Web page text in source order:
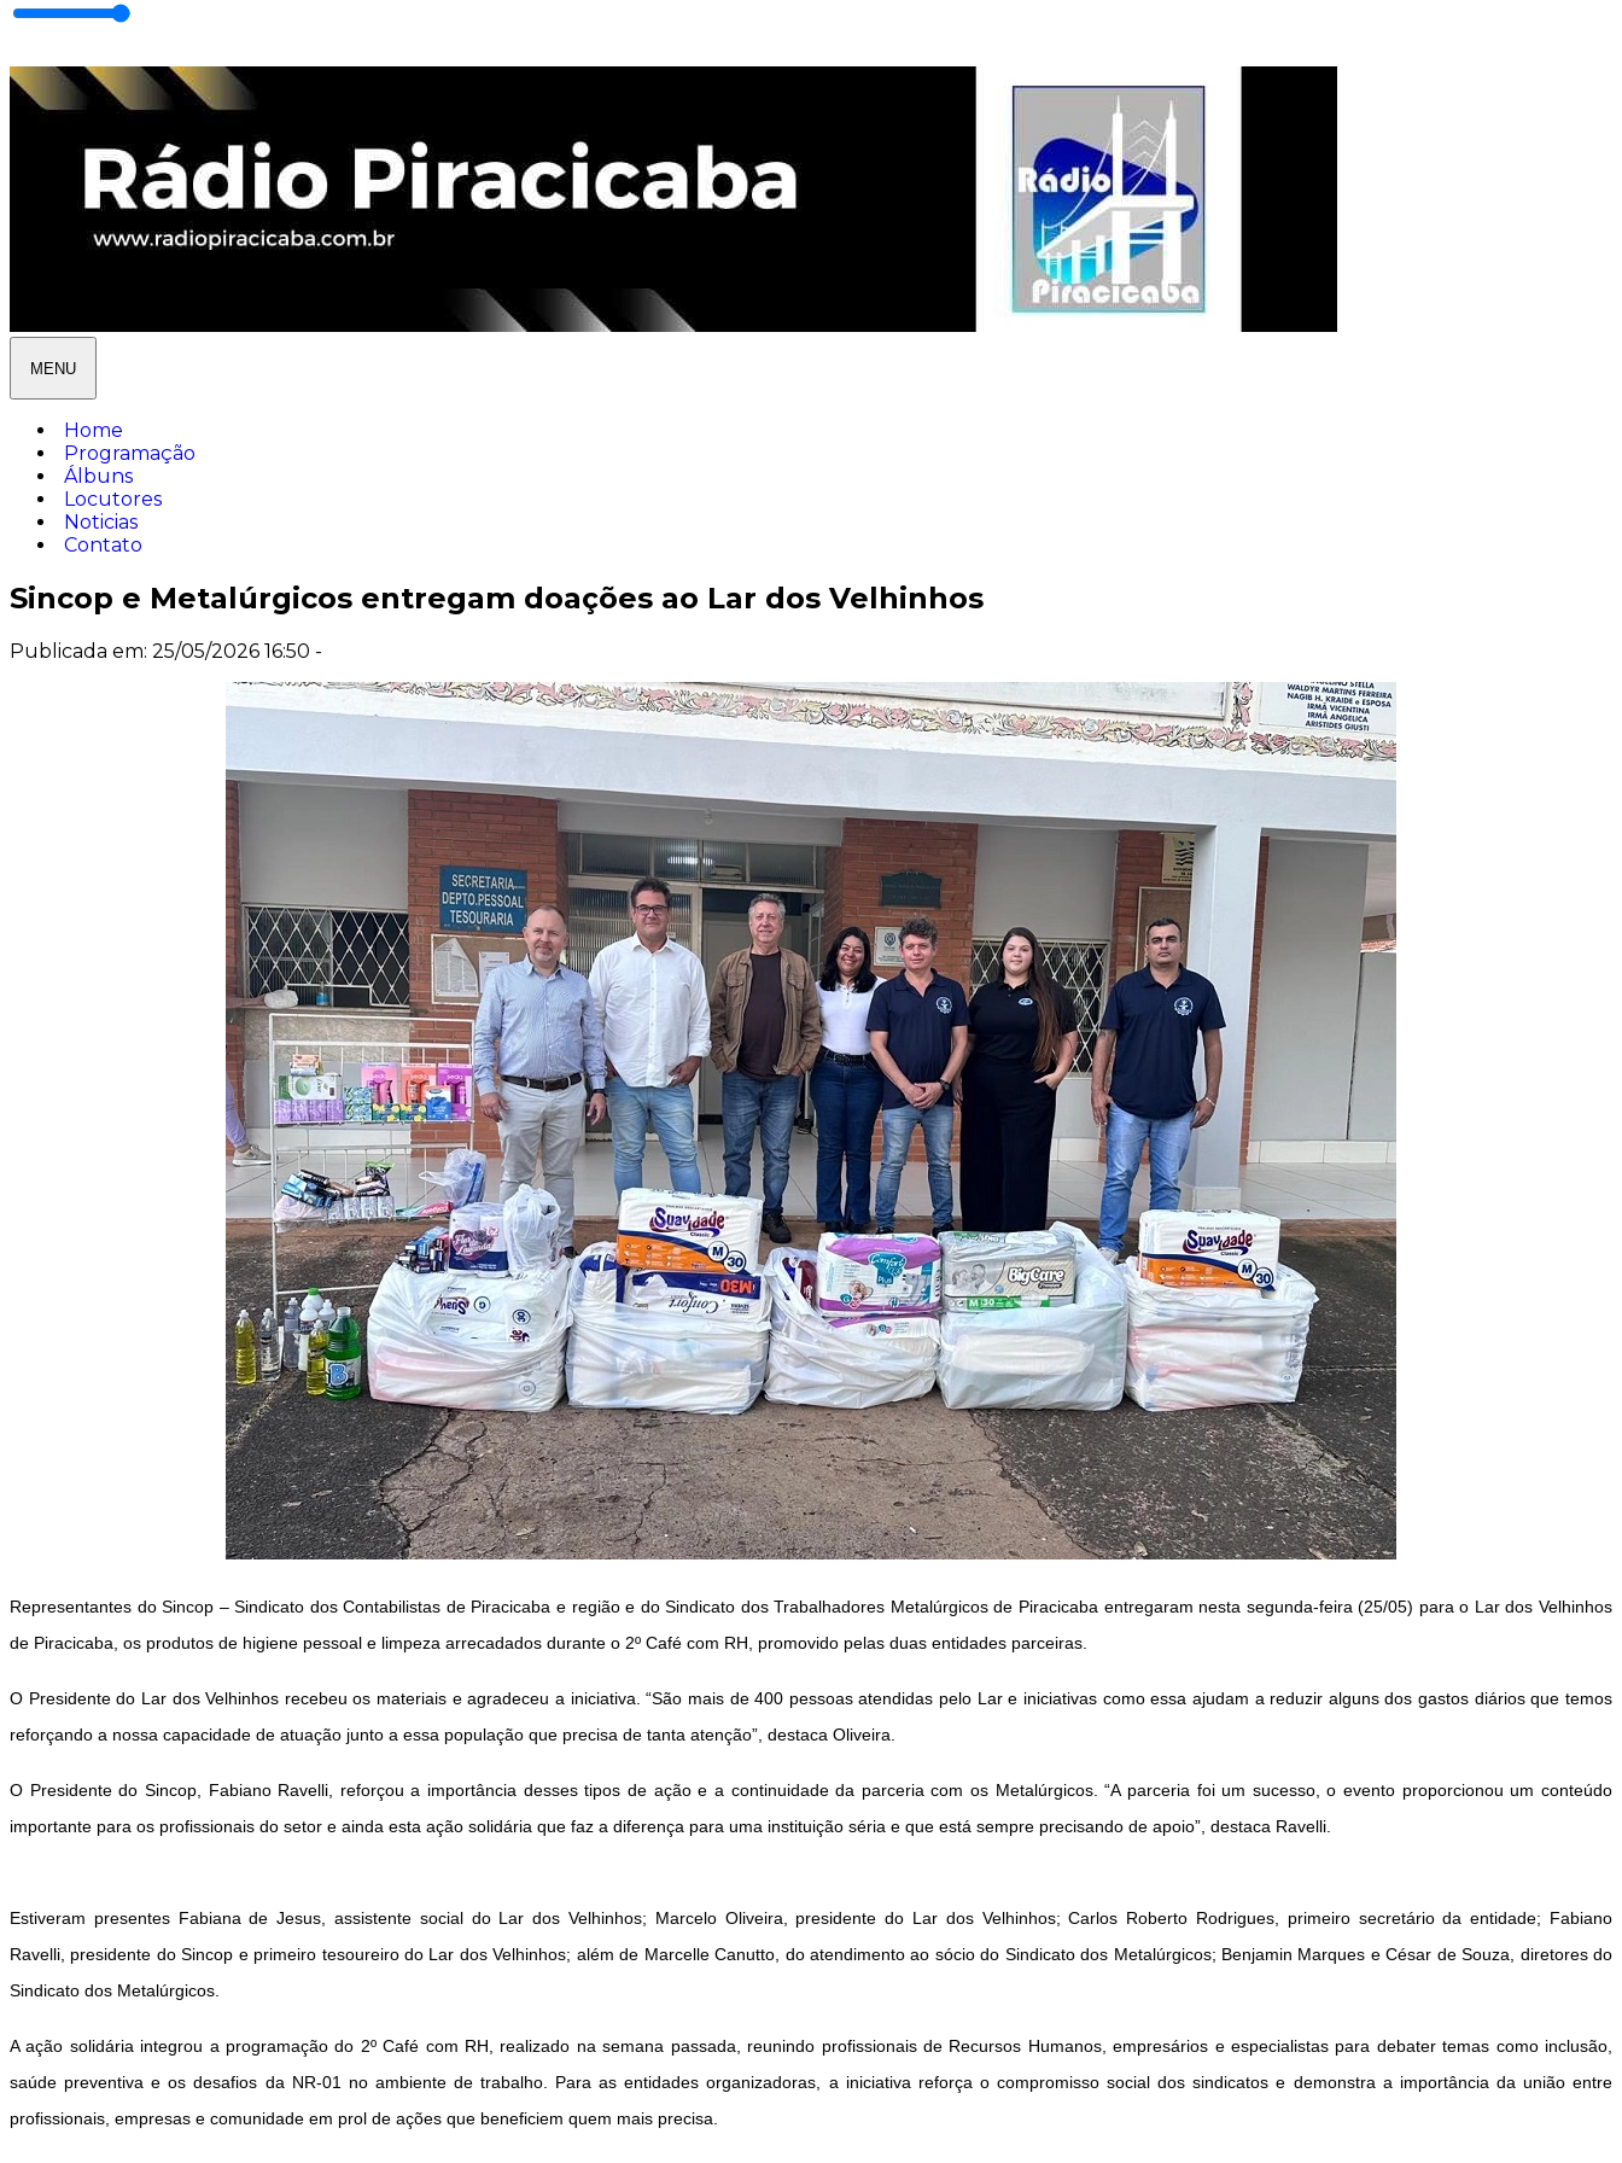
MENU
Home
Programação
Álbuns
Locutores
Noticias
Contato
Sincop e Metalúrgicos entregam doações ao Lar dos Velhinhos
Publicada em: 25/05/2026 16:50 -
Representantes do Sincop – Sindicato dos Contabilistas de Piracicaba e região e do Sindicato dos Trabalhadores Metalúrgicos de Piracicaba entregaram nesta segunda-feira (25/05) para o Lar dos Velhinhos
de Piracicaba, os produtos de higiene pessoal e limpeza arrecadados durante o 2º Café com RH, promovido pelas duas entidades parceiras.
O Presidentedo Lar dos Velhinhos recebeu os materiais e agradeceu a iniciativa. “São mais de 400 pessoas atendidas pelo Lar e iniciativas como essa ajudam a reduzir alguns dos gastos diários que temos
reforçando a nossa capacidade de atuação junto a essa população que precisa de tanta atenção”, destaca Oliveira.
O Presidente do Sincop, Fabiano Ravelli, reforçou a importância desses tipos de ação e a continuidade da parceriacom os Metalúrgicos. “A parceria foi um sucesso, o evento proporcionouum conteúdo
importante para os profissionais do setor e ainda esta ação solidária que faz a diferença para uma instituição séria e que está sempre precisando de apoio”, destaca Ravelli.
Estiveram presentes Fabiana de Jesus, assistente social do Lar dos Velhinhos; Marcelo Oliveira, presidente do Lar dos Velhinhos; Carlos Roberto Rodrigues, primeiro secretário da entidade; Fabiano
Ravelli, presidente do Sincop e primeiro tesoureiro do Lar dos Velhinhos; além de Marcelle Canutto, do atendimento ao sócio do Sindicato dos Metalúrgicos; Benjamin Marques e César de Souza, diretores do
Sindicato dos Metalúrgicos.
A ação solidária integrou a programação do 2º Café com RH, realizado nasemana passada, reunindo profissionais de Recursos Humanos, empresários e especialistas para debater temas como inclusão,
saúde preventiva e osdesafios da NR-01 no ambiente de trabalho. Para as entidadesorganizadoras, a iniciativa reforça o compromisso social dos sindicatose demonstra a importância da união entre
profissionais, empresas e comunidade em prol de ações que beneficiem quem mais precisa.